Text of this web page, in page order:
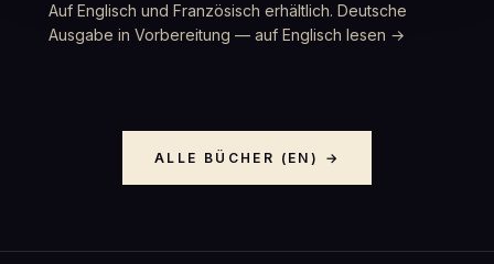
Auf Englisch und Französisch erhältlich. Deutsche
Ausgabe in Vorbereitung — auf Englisch lesen →
ALLE BÜCHER (EN) →